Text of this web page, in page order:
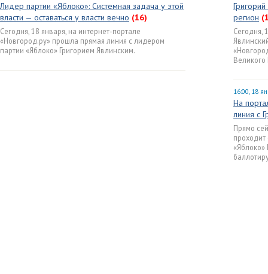
Лидер партии «Яблоко»: Системная задача у этой
власти — оставаться у власти вечно (16)
Сегодня, 18 января, на интернет-портале
«Новгород.ру» прошла прямая линия с лидером
партии «Яблоко» Григорием Явлинским.
регион
Сегодня,
16:00, 18
На
линия с
Прямо
«Яблоко»